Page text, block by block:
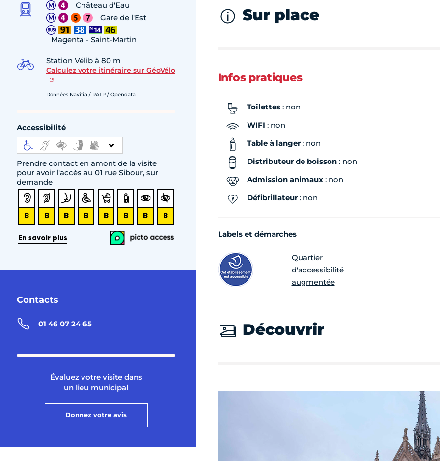
Château d'Eau
Gare de l'Est
Magenta - Saint-Martin
Station Vélib à 80 m
Calculez votre itinéraire sur GéoVélo
Données Navitia / RATP / Opendata
Accessibilité
Prendre contact en amont de la visite
pour avoir l'accès au 01 rue Sibour, sur
demande
Contacts
01 46 07 24 65
Évaluez votre visite dans
un lieu municipal
Donnez votre avis
Sur place
Infos pratiques
Toilettes: non
WIFI : non
Table à langer: non
Distributeur de boisson: non
Admission animaux: non
Défibrillateur: non
Labels et démarches
Quartier
d'accessibilité
augmentée
Découvrir